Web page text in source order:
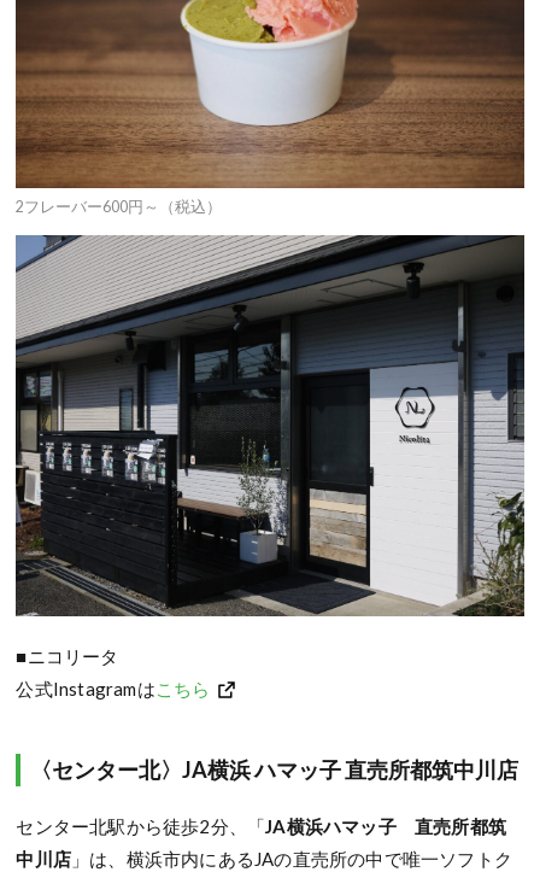
2フレーバー600円～（税込）
■ニコリータ
公式Instagramはこちら
〈センター北〉JA横浜 ハマッ子 直売所都筑中川店
センター北駅から徒歩2分、「JA横浜ハマッ子 直売所都筑
中川店 」は、横浜市内にあるJAの直売所の中で唯一ソフトク